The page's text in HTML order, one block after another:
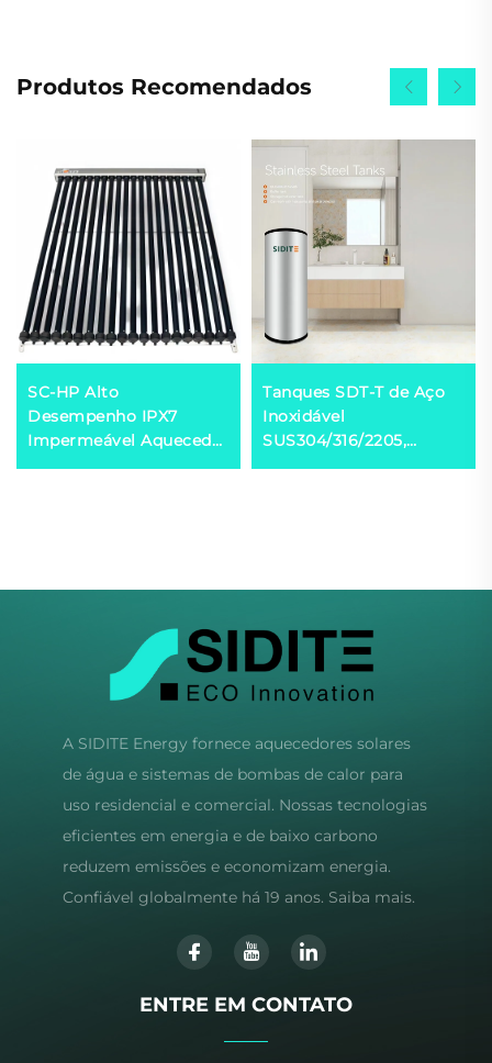
Produtos Recomendados
SC-HP Alto
Desempenho IPX7
Impermeável Aquecedor
Solar de Água com
em Hotéis
Tanques SDT-T de Aço
Inoxidável
SUS304/316/2205,
Tanques de
Residencial e Comercial
A SIDITE Energy fornece aquecedores solares
de água e sistemas de bombas de calor para
uso residencial e comercial. Nossas tecnologias
eficientes em energia e de baixo carbono
reduzem emissões e economizam energia.
Confiável globalmente há 19 anos. Saiba mais.
ENTRE EM CONTATO